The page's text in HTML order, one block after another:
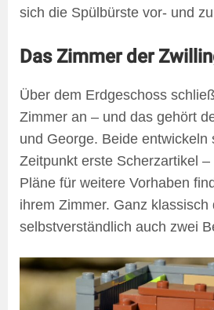
sich die Spülbürste vor- und
Das Zimmer der
Über dem Erdgeschoss
Zimmer an – und das gehört
und George. Beide entwickeln
Zeitpunkt erste Scherzartikel
Pläne für weitere Vorhaben
ihrem Zimmer. Ganz klassisch
selbstverständlich auch zwei